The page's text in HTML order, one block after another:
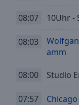
08:07 10Uhr -
08:03
amm
08:00 Studio
07:57